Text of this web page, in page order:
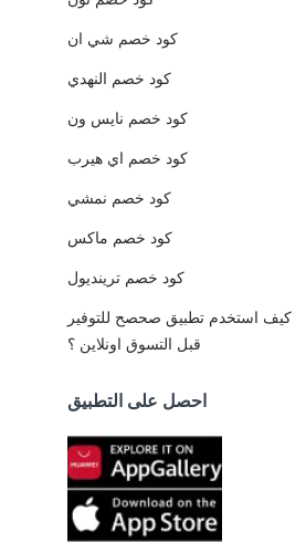
كود خصم شي ان
كود خصم النهدي
كود خصم نايس ون
كود خصم اي هيرب
كود خصم نمشي
كود خصم ماكس
كود خصم ترينديول
كيف استخدم تطبيق صحصح للتوفير
قبل التسوق اونلاين ؟
احصل على التطبيق